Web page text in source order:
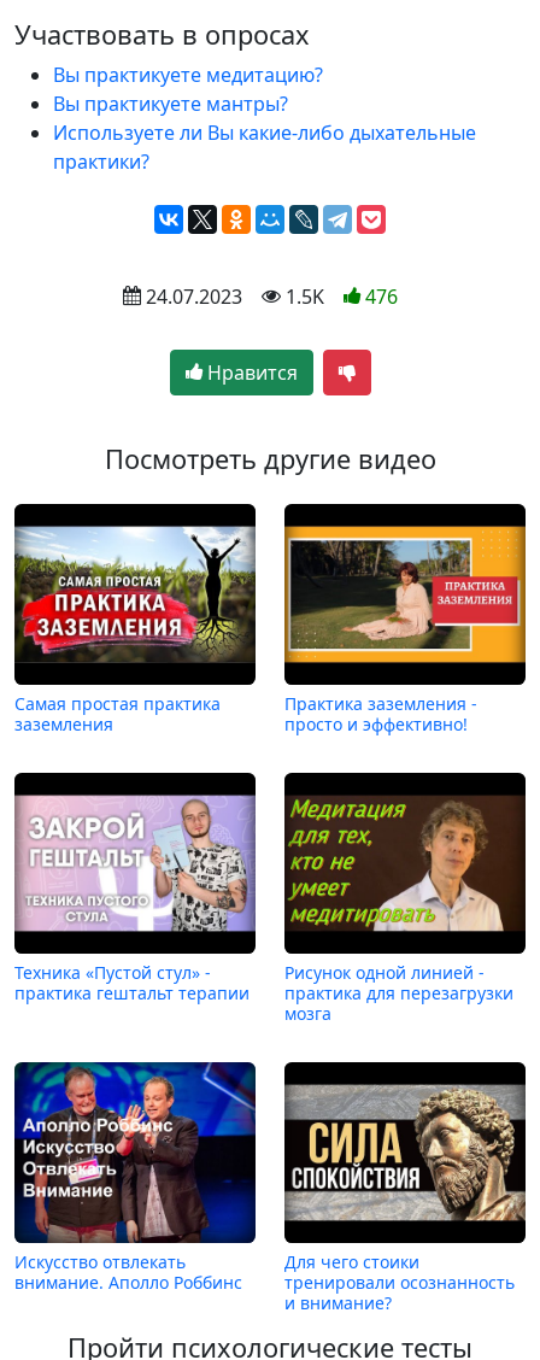
Участвовать в опросах
Вы практикуете медитацию?
Вы практикуете мантры?
Используете ли Вы какие-либо дыхательные
практики?
24.07.2023 1.5K 476
Нравится
Посмотреть другие видео
Самая простая практика
заземления
Практика заземления -
просто и эффективно!
Техника «Пустой стул» -
практика гештальт терапии
Рисунок одной линией -
практика для перезагрузки
мозга
Искусство отвлекать
внимание. Аполло Роббинс
Для чего стоики
тренировали осознанность
и внимание?
Пройти психологические тесты